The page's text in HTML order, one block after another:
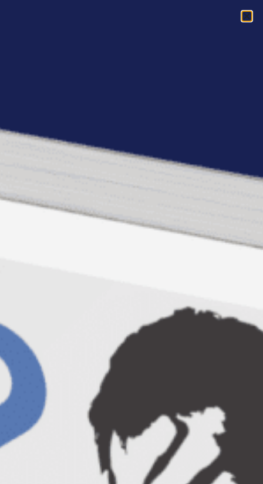
Masculinitate si
feminitate
Am ajuns la Empower Live! 9. Pe 21
despre masculinitate si feminitate, despre
relatiile cu scantei si nu numai dintre
barbati si femei. Cititi cu atentieregulile
Toate detaliile despre Empower Live! le
pagina dedicata proiectului pe
Cititi cu atentie informatiile
21 septembrie, Alexandru Leuca si
„razboiul sexelor”
Alexandru va vorbi despre masculinitate si
feminitate, trasaturile definitoare ale
acestora, cum sa devenim constienti de
propria polaritate, de ce suntem atrasi de
anumite tipuri de personalitate si ce
trebuie sa facem ca sa ii atragem si noi la